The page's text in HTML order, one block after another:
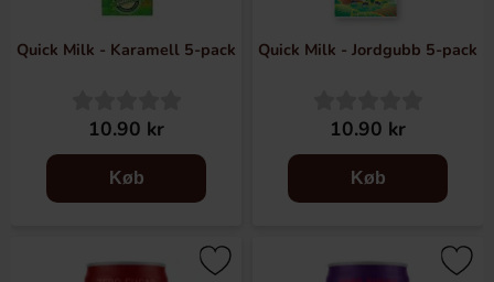
Quick Milk - Karamell 5-pack
10.90 kr
Køb
Quick Milk - Jordgubb 5-pack
10.90 kr
Køb